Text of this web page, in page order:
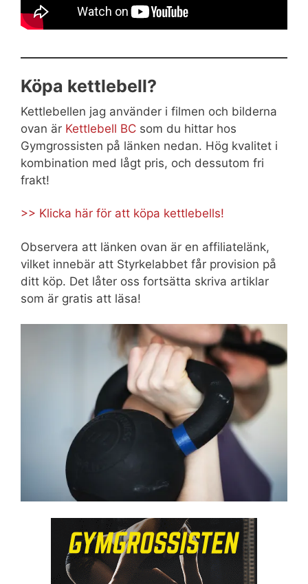
Köpa kettlebell?
Kettlebellen jag använder i filmen och bilderna
ovan är Kettlebell BC som du hittar hos
Gymgrossisten på länken nedan. Hög kvalitet i
kombination med lågt pris, och dessutom fri
frakt!
>> Klicka här för att köpa kettlebells!
Observera att länken ovan är en affiliatelänk,
vilket innebär att Styrkelabbet får provision på
ditt köp. Det låter oss fortsätta skriva artiklar
som är gratis att läsa!